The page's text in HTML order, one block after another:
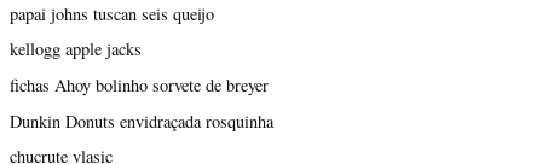
papai johns tuscan seis queijo
kellogg apple jacks
fichas Ahoy bolinho sorvete de breyer
Dunkin Donuts envidraçada rosquinha
chucrute vlasic